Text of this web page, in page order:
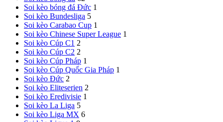
Soi kèo bóng đá Đức 1
Soi kèo Bundesliga 5
Soi kèo Carabao Cup 1
Soi kèo Chinese Super League 1
Soi kèo Cúp C1 2
Soi kèo Cúp C2 2
Soi kèo Cúp Pháp 1
Soi kèo Cúp Quốc Gia Pháp 1
Soi kèo Đức 2
Soi kèo Eliteserien 2
Soi kèo Eredivisie 1
Soi kèo La Liga 5
Soi kèo Liga MX 6